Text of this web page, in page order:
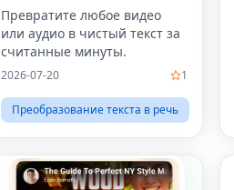
Превратите любое видео
или аудио в чистый текст за
считанные минуты.
2026-07-20 1
Преобразование текста в речь